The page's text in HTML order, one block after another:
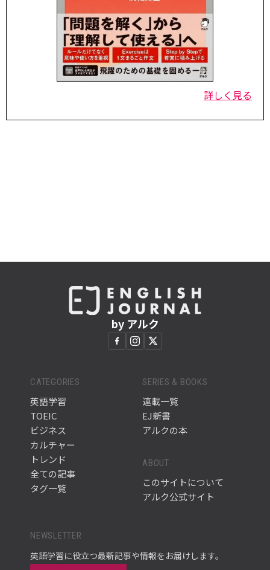
詳しく見る
by アルク
CATEGORIES
英語学習
TOEIC
ビジネス
カルチャー
トレンド
全ての記事
タグ一覧
SERIES & BOOKS
連載一覧
EJ新書
アルクの本
ABOUT
このサイトについて
アルク公式サイト
NEWSLETTER
英語学習に役立つ最新記事や情報をお届けします。